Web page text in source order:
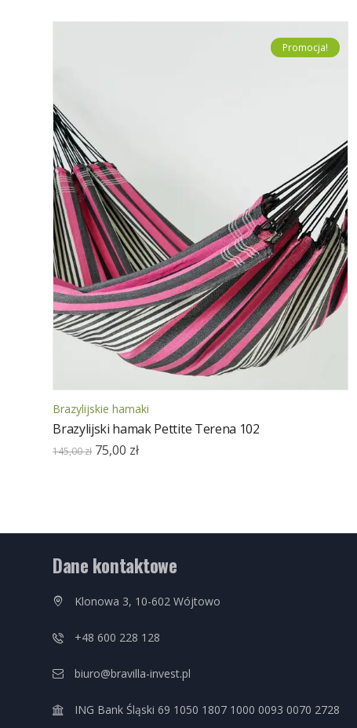
Promocja!
Brazylijskie hamaki
Brazylijski hamak Pettite Terena 102
145,00zł 75,00 zł
Dane kontaktowe
Klonowa 3, 10-602 Wójtowo
+48 600 228 128
biuro@bravilla-invest.pl
ING Bank Śląski 69 1050 1807 1000 0093 0070 2728